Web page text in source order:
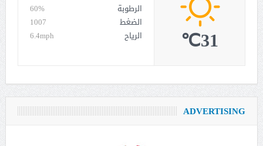
الرطوبة
60%
الضغط
1007
الرياح
6.4mph 31℃
ADVERTISING